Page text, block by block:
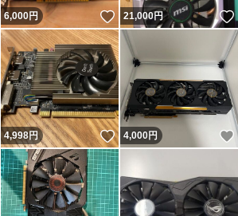
いいね！
6,000円 いいね！
21,000円
いいね！
4,998円 いいね！
4,000円